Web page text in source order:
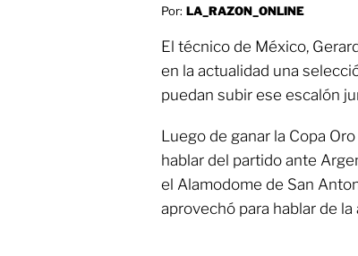
Por: LA_RAZON_ONLINE
El técnico de México,
en la actualidad una
puedan subir ese escalón
Luego de ganar la Copa
hablar del partido ante
el Alamodome de San
aprovechó para hablar de la